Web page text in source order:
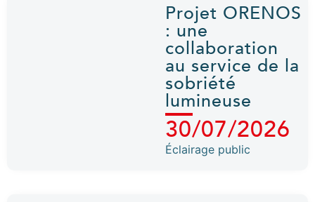
Projet ORENOS
: une
collaboration
au service de la
sobriété
lumineuse
30/07/2026
Éclairage public